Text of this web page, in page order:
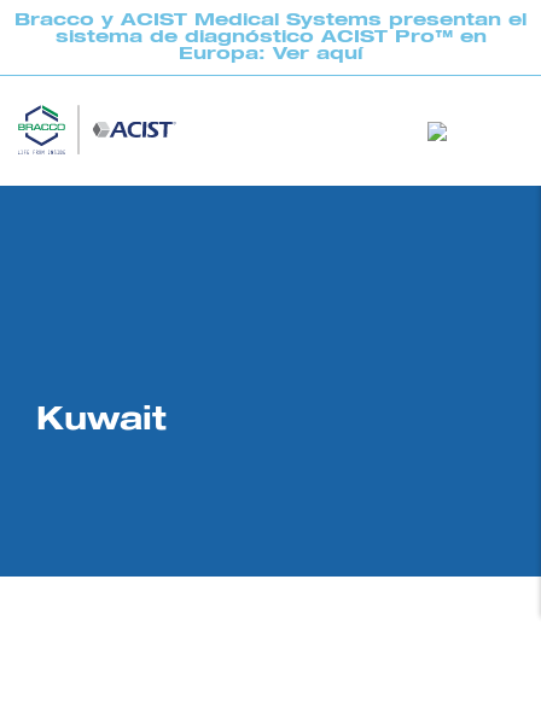
Bracco y ACIST Medical Systems presentan el
sistema de diagnóstico ACIST Pro™ en
Europa: Ver aquí
Kuwait